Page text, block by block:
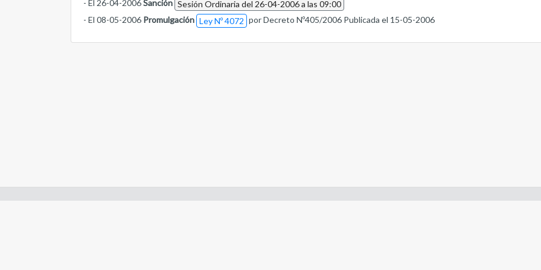
- El 26-04-2006Sanción Sesión Ordinaria del 26-04-2006 a las 09:00
- El 08-05-2006 Promulgación Ley Nº 4072 por Decreto Nº405/2006 Publicada el 15-05-2006